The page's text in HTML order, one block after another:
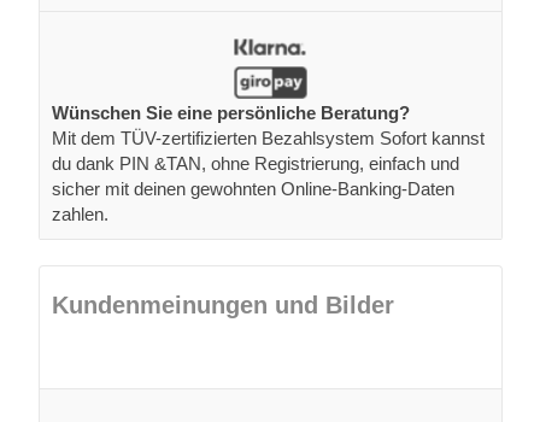
Wünschen Sie eine persönliche Beratung?
Mit dem TÜV-zertifizierten Bezahlsystem Sofort kannst
du dank PIN &TAN, ohne Registrierung, einfach und
sicher mit deinen gewohnten Online-Banking-Daten
zahlen.
Kundenmeinungen und Bilder